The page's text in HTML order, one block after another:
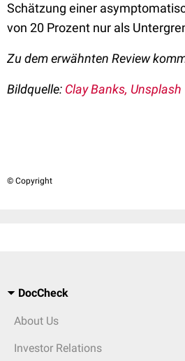
Schätzung einer
von 20 Prozent nur als
Zu dem erwähnten Review
Bildquelle: Clay Banks, Unsplash
© Copyright
DocCheck
About Us
Investor Relations